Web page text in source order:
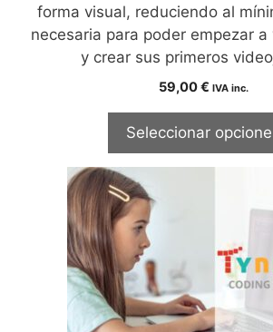
forma visual, reduciendo al
necesaria para poder empezar
y crear sus primeros
59,00€ IVA inc.
Seleccionar